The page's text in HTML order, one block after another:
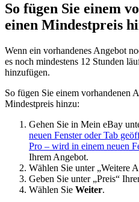
So fügen Sie einem
einen Mindestpreis
Wenn ein vorhandenes Angebot
es noch mindestens 12 Stunden
hinzufügen.
So fügen Sie einem vorhandenen
Mindestpreis hinzu:
Gehen Sie in Mein eBay
neuen Fenster oder Tab
Pro – wird in einem neuen
Ihrem Angebot.
Wählen Sie unter „Weitere
Geben Sie unter „Preis“
Wählen Sie Weiter.